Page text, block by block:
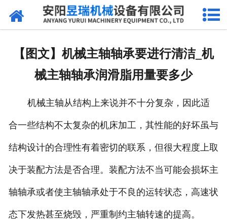
网站首页
联系我们
【图文】机械主轴轴承要进行清洁_机
械主轴轴承润滑脂用量要多少
机械主轴从结构上来说并不十分复杂，因此适
合一些结构不太复杂的机床加工，其性能的好坏虽与
结构设计的合理性有着密切的联系，但很大程度上取
决于装配方法是否合理。装配方法不当可能会损坏主
轴轴承或者使主轴轴承处于不良的运转状态，高速状
态下发热甚至烧毁，严重制约主轴转速的提高。